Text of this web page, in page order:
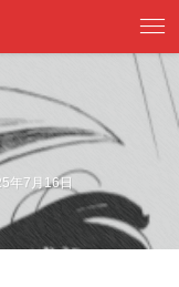
年7月16日